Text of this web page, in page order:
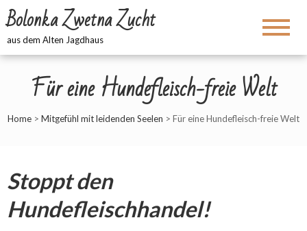
Bolonka Zwetna Zucht
aus dem Alten Jagdhaus
Für eine Hundefleisch-freie Welt
Home > Mitgefühl mit leidenden Seelen > Für eine Hundefleisch-freie Welt
Stoppt den
Hundefleischhandel!